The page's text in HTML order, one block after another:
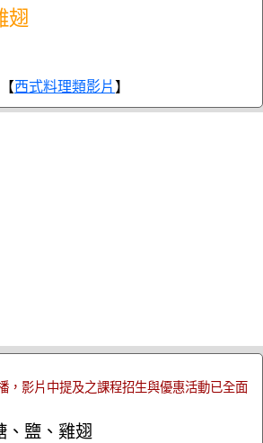
翅
西式料理類影片 】
，影片中提及之課程招生與優惠活動已全面
、鹽、雞翅